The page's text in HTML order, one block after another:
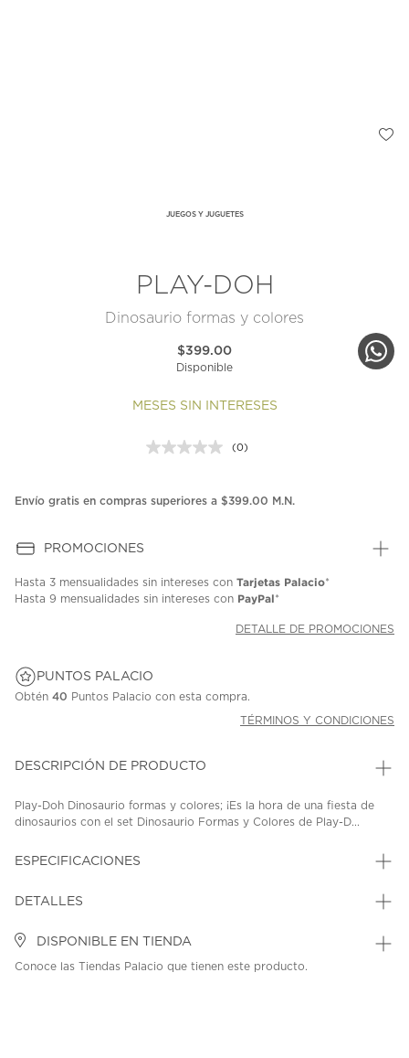
JUEGOS Y JUGUETES
PLAY-DOH
Dinosaurio formas y colores
$399.00
Disponible
MESES SIN INTERESES
Sin
en
(0)
Envío gratis en compras superiores a $399.00 M.N.
PROMOCIONES
Hasta 3 mensualidades sin intereses con Tarjetas Palacio*
Hasta 9 mensualidades sin intereses con PayPal*
DETALLE DE PROMOCIONES
PUNTOS PALACIO
Obtén 40 Puntos Palacio con esta compra.
TÉRMINOS Y CONDICIONES
DESCRIPCIÓN DE PRODUCTO
Play-Doh Dinosaurio formas y colores; ¡Es la hora de una fiesta de
dinosaurios con el set Dinosaurio Formas y Colores de Play-D...
ESPECIFICACIONES
DETALLES
DISPONIBLE EN TIENDA
Conoce las Tiendas Palacio que tienen este producto.